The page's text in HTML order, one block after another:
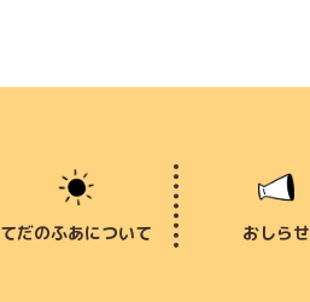
てだのふあについて おしらせ